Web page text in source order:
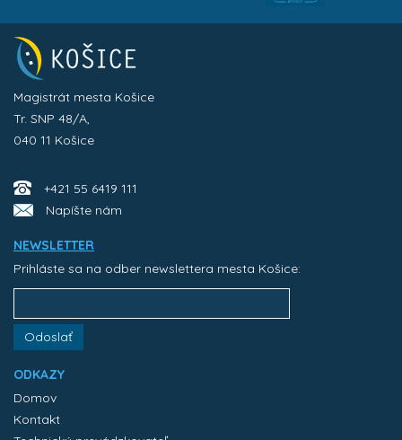
Magistrát mesta Košice
Tr. SNP 48/A,
040 11 Košice
+421 55 6419 111
Napíšte nám
NEWSLETTER
Prihláste sa na odber newslettera mesta Košice:
Odoslať
ODKAZY
Domov
Kontakt